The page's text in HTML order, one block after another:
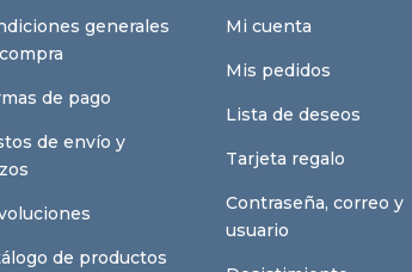
generales
de pago
de envío y
de productos
Mi cuenta
Mis pedidos
Lista de deseos
Tarjeta regalo
Contraseña, correo y
usuario